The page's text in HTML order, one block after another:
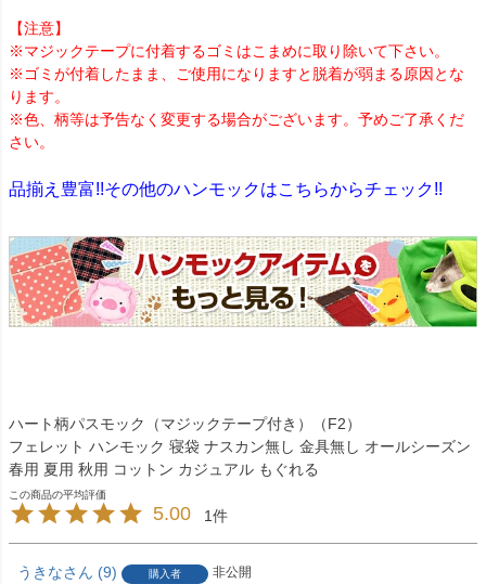
【注意】
※マジックテープに付着するゴミはこまめに取り除いて下さい。
※ゴミが付着したまま、ご使用になりますと脱着が弱まる原因とな
ります。
※色、柄等は予告なく変更する場合がございます。予めご了承くだ
さい。
品揃え豊富!!その他のハンモックはこちらからチェック!!
ハート柄パスモック（マジックテープ付き）（F2）
フェレット ハンモック 寝袋 ナスカン無し 金具無し オールシーズン
春用 夏用 秋用 コットン カジュアル もぐれる
5.00 1
うきな 9 購入者
非公開